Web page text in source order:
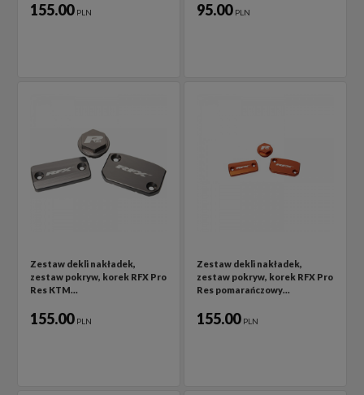
155.00 PLN 95.00 PLN
Zestaw dekli nakładek,
zestaw pokryw, korek RFX Pro
Res KTM…
155.00 PLN
Zestaw dekli nakładek,
zestaw pokryw, korek RFX Pro
Res pomarańczowy…
155.00 PLN